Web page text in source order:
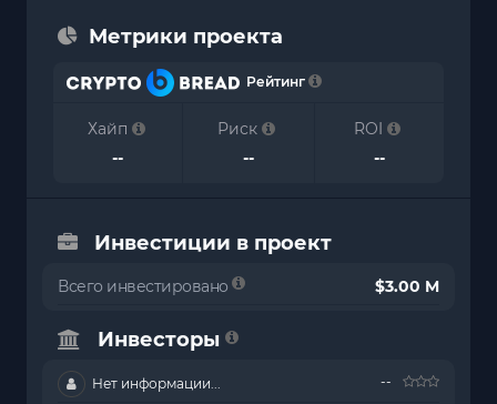
Метрики проекта
Рейтинг
Хайп
--
Риск
--
ROI
--
Инвестиции в проект
Всего инвестировано $3.00 M
Инвесторы
Нет информации... --